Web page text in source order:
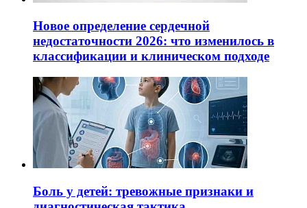
Новое определение сердечной
недостаточности 2026: что изменилось в
классификации и клиническом подходе
Боль у детей: тревожные признаки и